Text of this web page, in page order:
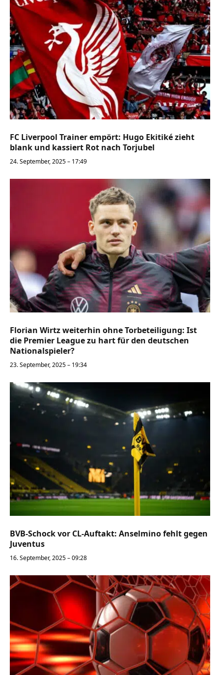
FC Liverpool Trainer empört: Hugo Ekitiké zieht
blank und kassiert Rot nach Torjubel
24. September, 2025 – 17:49
Florian Wirtz weiterhin ohne Torbeteiligung: Ist
die Premier League zu hart für den deutschen
Nationalspieler?
23. September, 2025 – 19:34
BVB-Schock vor CL-Auftakt: Anselmino fehlt gegen
Juventus
16. September, 2025 – 09:28